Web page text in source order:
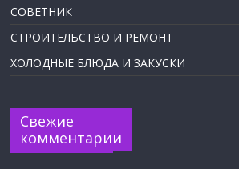
СОВЕТНИК
СТРОИТЕЛЬСТВО И РЕМОНТ
ХОЛОДНЫЕ БЛЮДА И ЗАКУСКИ
Свежие
комментарии